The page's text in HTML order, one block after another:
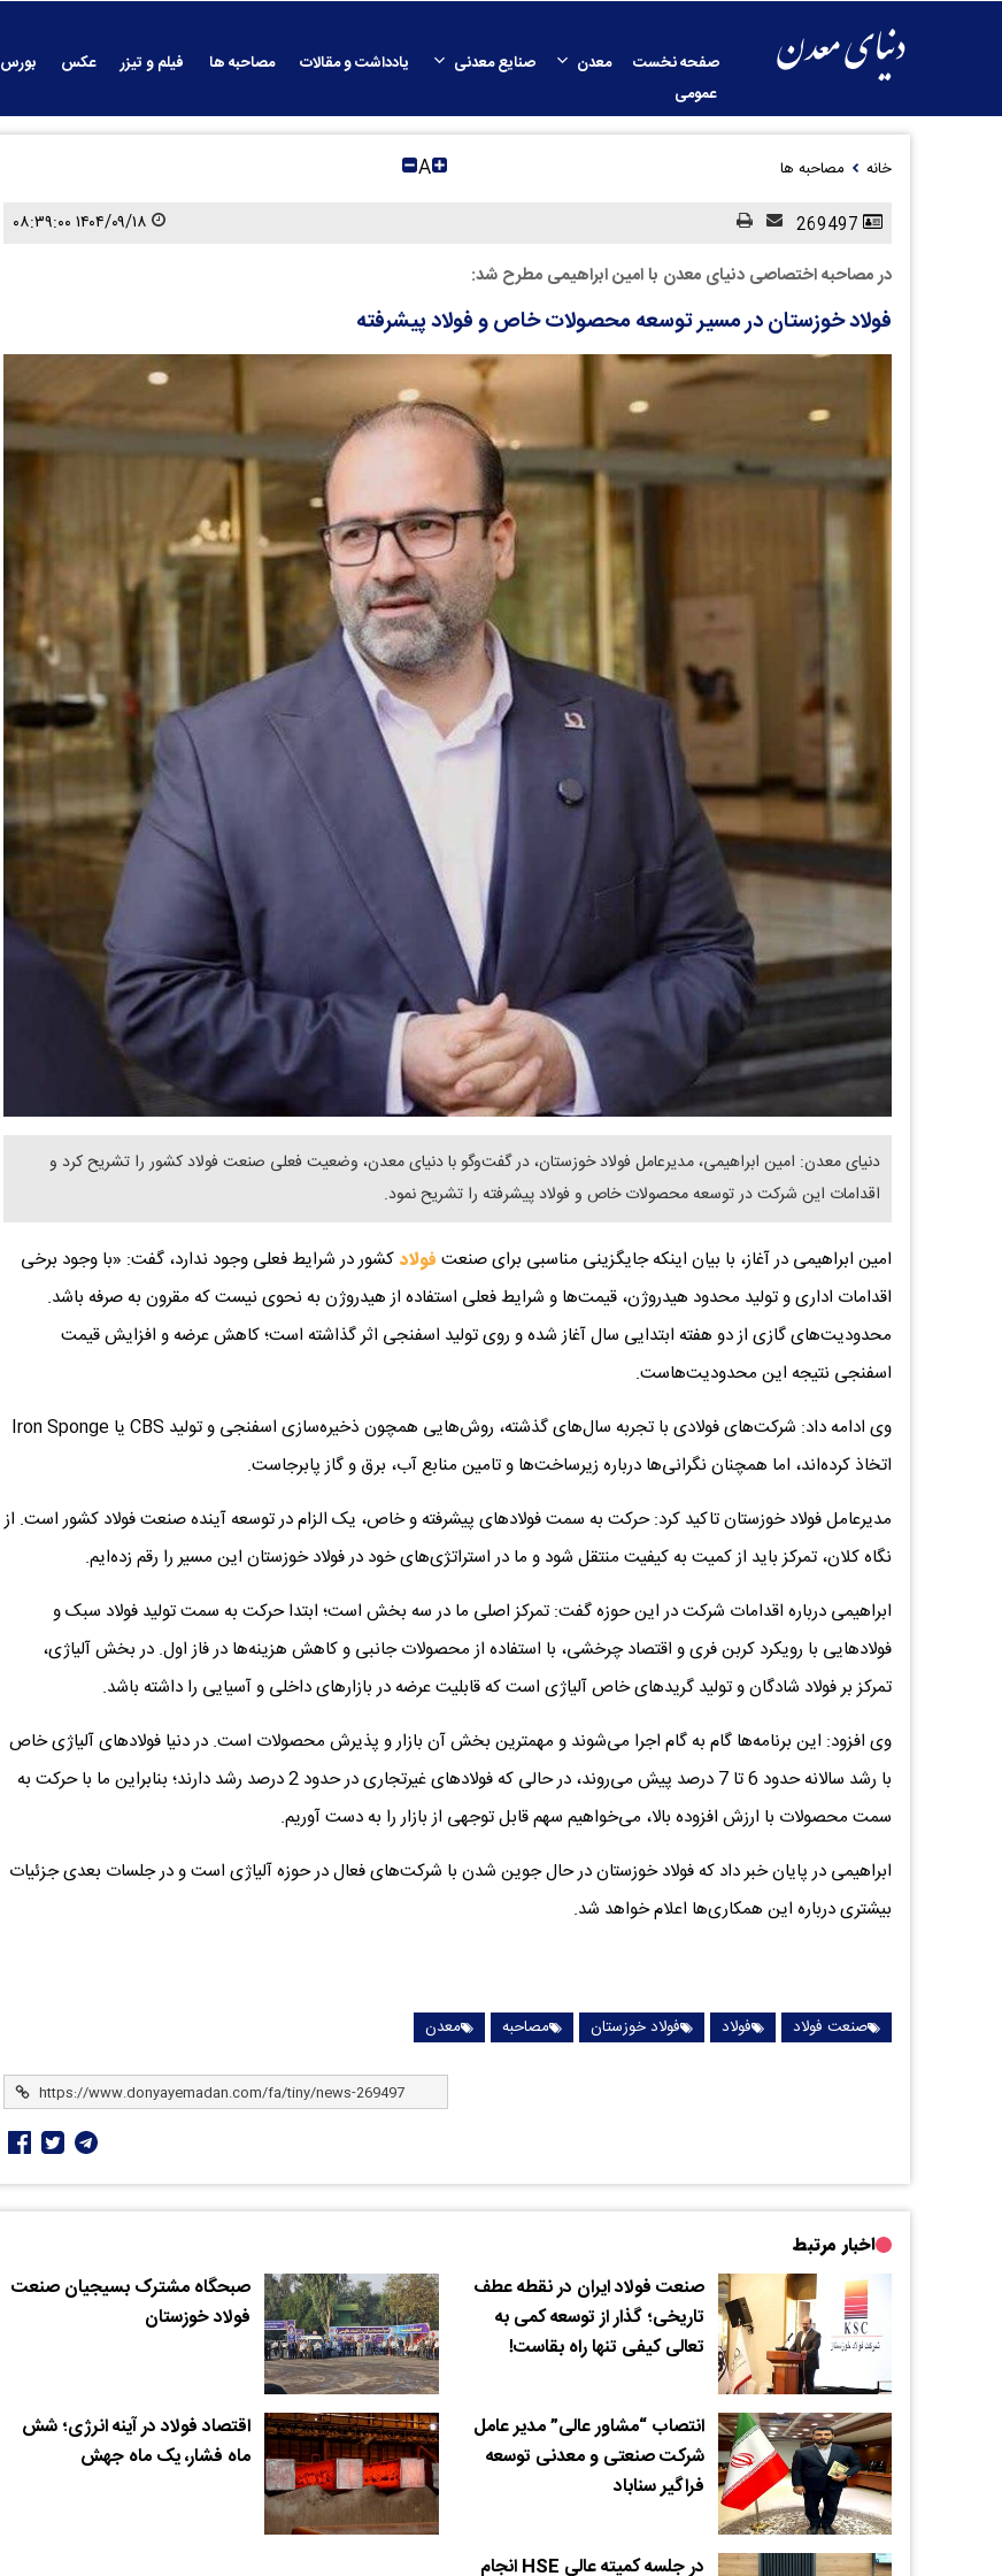
صفحه نخست معدن صنایع معدنی یادداشت و مقالات مصاحبه ها فیلم و تیزر عکس بورس
عمومی
خانه مصاحبه ها A
۱۴۰۴/۰۹/۱۸ ۰۸:۳۹:۰۰
در مصاحبه اختصاصی دنیای معدن با امین ابراهیمی مطرح شد:
فولاد خوزستان در مسیر توسعه محصولات خاص و فولاد پیشرفته
دنیای معدن: امین ابراهیمی، مدیرعامل فولاد خوزستان، در گفت‌وگو با دنیای معدن، وضعیت فعلی صنعت فولاد کشور را تشریح کرد و
اقدامات این شرکت در توسعه محصولات خاص و فولاد پیشرفته را تشریح نمود.
امین ابراهیمی در آغاز، با بیان اینکه جایگزینی مناسبی برای صنعت فولاد کشور در شرایط فعلی وجود ندارد، گفت: «با وجود برخی
اقدامات اداری و تولید محدود هیدروژن، قیمت‌ها و شرایط فعلی استفاده از هیدروژن به نحوی نیست که مقرون به صرفه باشد.
محدودیت‌های گازی از دو هفته ابتدایی سال آغاز شده و روی تولید اسفنجی اثر گذاشته است؛ کاهش عرضه و افزایش قیمت
اسفنجی نتیجه این محدودیت‌هاست.
وی ادامه داد: شرکت‌های فولادی با تجربه سال‌های گذشته، روش‌هایی همچون ذخیره‌سازی اسفنجی و تولید CBS یا Iron Sponge
اتخاذ کرده‌اند، اما همچنان نگرانی‌ها درباره زیرساخت‌ها و تامین منابع آب، برق و گاز پابرجاست.
مدیرعامل فولاد خوزستان تاکید کرد: حرکت به سمت فولادهای پیشرفته و خاص، یک الزام در توسعه آینده صنعت فولاد کشور است. از
نگاه کلان، تمرکز باید از کمیت به کیفیت منتقل شود و ما در استراتژی‌های خود در فولاد خوزستان این مسیر را رقم زده‌ایم.
ابراهیمی درباره اقدامات شرکت در این حوزه گفت: تمرکز اصلی ما در سه بخش است؛ ابتدا حرکت به سمت تولید فولاد سبک و
فولادهایی با رویکرد کربن فری و اقتصاد چرخشی، با استفاده از محصولات جانبی و کاهش هزینه‌ها در فاز اول. در بخش آلیاژی،
تمرکز بر فولاد شادگان و تولید گریدهای خاص آلیاژی است که قابلیت عرضه در بازارهای داخلی و آسیایی را داشته باشد.
وی افزود: این برنامه‌ها گام به گام اجرا می‌شوند و مهمترین بخش آن بازار و پذیرش محصولات است. در دنیا فولادهای آلیاژی خاص
با رشد سالانه حدود 6 تا 7 درصد پیش می‌روند، در حالی که فولادهای غیرتجاری در حدود 2 درصد رشد دارند؛ بنابراین ما با حرکت به
سمت محصولات با ارزش افزوده بالا، می‌خواهیم سهم قابل توجهی از بازار را به دست آوریم.
ابراهیمی در پایان خبر داد که فولاد خوزستان در حال جوین شدن با شرکت‌های فعال در حوزه آلیاژی است و در جلسات بعدی جزئیات
بیشتری درباره این همکاری‌ها اعلام خواهد شد.
صنعت فولاد فولاد فولاد خوزستان مصاحبه معدن
اخبار مرتبط
صنعت فولاد ایران در نقطه عطف
تاریخی؛ گذار از توسعه کمی به
تعالی کیفی تنها راه بقاست!
صبحگاه مشترک بسیجیان صنعت
فولاد خوزستان
انتصاب “مشاور عالی” مدیر عامل
شرکت صنعتی و معدنی توسعه
فراگیر سناباد
اقتصاد فولاد در آینه انرژی؛ شش
ماه فشار، یک ماه جهش
در جلسه کمیته عالی HSE انجام